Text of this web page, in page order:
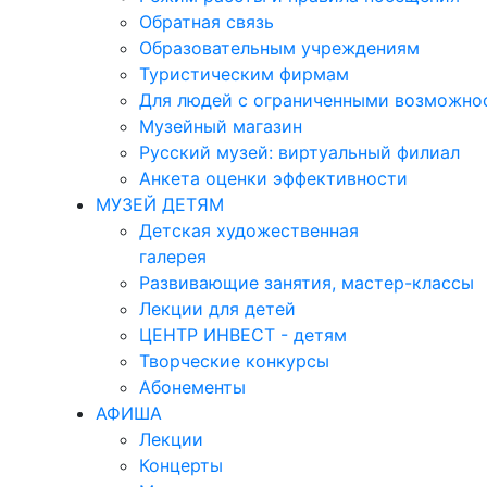
Обратная связь
Образовательным учреждениям
Туристическим фирмам
Для людей с ограниченными
Музейный магазин
Русский музей: виртуальный филиал
Анкета оценки эффективности
МУЗЕЙ ДЕТЯМ
Детская художественная
галерея
Развивающие занятия, мастер-классы
Лекции для детей
ЦЕНТР ИНВЕСТ - детям
Творческие конкурсы
Абонементы
АФИША
Лекции
Концерты